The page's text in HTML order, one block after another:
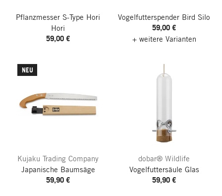
Pflanzmesser S-Type Hori
Hori
59,00 €
Vogelfutterspender Bird Silo
59,00 €
+ weitere Varianten
NEU
Kujaku Trading Company
Japanische Baumsäge
59,90 €
dobar® Wildlife
Vogelfuttersäule Glas
59,90 €